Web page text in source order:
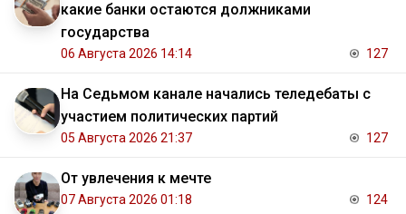
какие банки остаются должниками
государства
06 Августа 2026 14:14 127
На Седьмом канале начались теледебаты с
участием политических партий
05 Августа 2026 21:37 127
От увлечения к мечте
07 Августа 2026 01:18 124